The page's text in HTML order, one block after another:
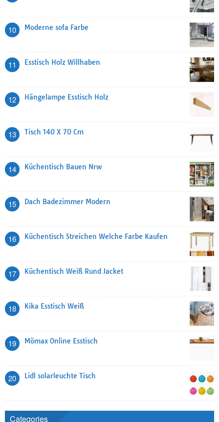
10 Moderne sofa Farbe
11 Esstisch Holz Willhaben
12 Hängelampe Esstisch Holz
13 Tisch 140 X 70 Cm
14 Küchentisch Bauen Nrw
15 Dach Badezimmer Modern
16 Küchentisch Streichen Welche Farbe Kaufen
17 Küchentisch Weiß Rund Jacket
18 Kika Esstisch Weiß
19 Mömax Online Esstisch
20 Lidl solarleuchte Tisch
Categories